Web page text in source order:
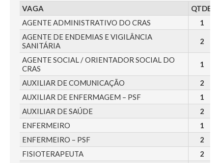
VAGA
QTDE.
AGENTE ADMINISTRATIVO DO CRAS
1
AGENTE DE ENDEMIAS E VIGILÂNCIA
SANITÁRIA
2
AGENTE SOCIAL / ORIENTADOR SOCIAL DO
CRAS
1
AUXILIAR DE COMUNICAÇÃO
2
AUXILIAR DE ENFERMAGEM – PSF
1
AUXILIAR DE SAÚDE
2
ENFERMEIRO
1
ENFERMEIRO – PSF
2
FISIOTERAPEUTA
2